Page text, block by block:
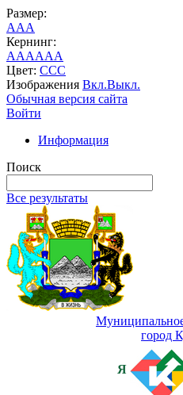
Размер:
AAA
Кернинг:
AAAAAA
Цвет: CCC
Изображения Вкл.Выкл.
Обычная версия сайта
Войти
Информация
Поиск
Все результаты
город
Я